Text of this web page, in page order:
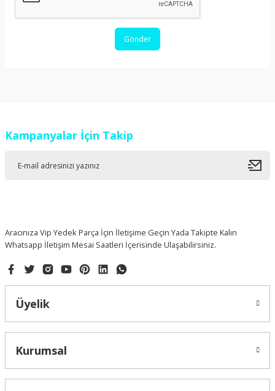
Gönder
Kampanyalar İçin Takip
Aracınıza Vip Yedek Parça İçin İletişime Geçin Yada Takipte Kalın
Whatsapp İletişim Mesai Saatleri İçerisinde Ulaşabilirsiniz.
Üyelik
Kurumsal